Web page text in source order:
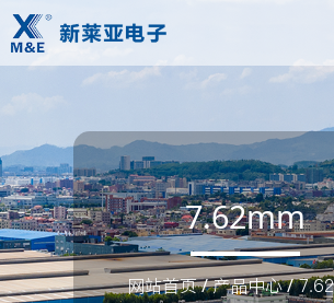
7.62mm
网站首页/产品中心/